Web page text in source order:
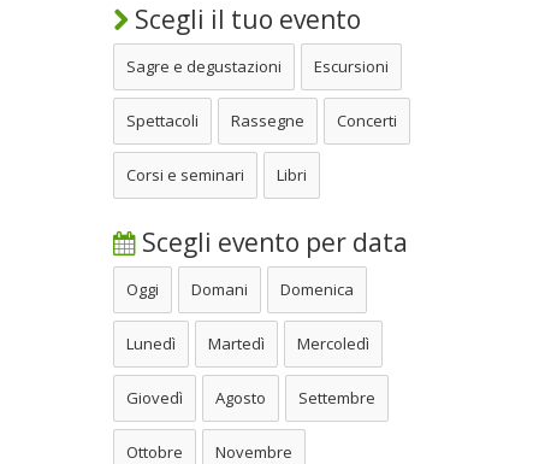
Scegli il tuo evento
Sagre e degustazioni Escursioni
Spettacoli Rassegne Concerti
Corsi e seminari Libri
Scegli evento per data
Oggi Domani Domenica
Lunedì Martedì Mercoledì
Giovedì Agosto Settembre
Ottobre Novembre